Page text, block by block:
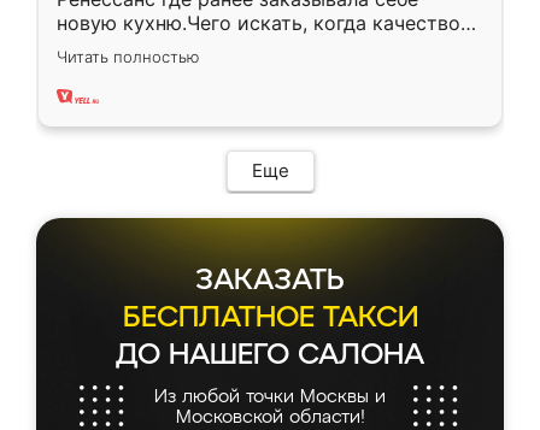
новую кухню.Чего искать, когда качеством
вполне довольна. Служит кухня уже почти
два года, нареканий нет.
Читать полностью
Еще
ЗАКАЗАТЬ
БЕСПЛАТНОЕ ТАКСИ
ДО НАШЕГО САЛОНА
Из любой точки Москвы и
Московской области!